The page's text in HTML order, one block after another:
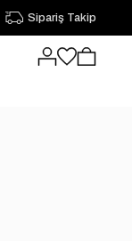
Sipariş Takip